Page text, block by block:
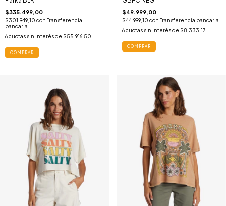
$335.499,00
$301.949,10 con Transferencia
bancaria
6cuotas sin interés de $55.916,50
COMPRAR
$49.999,00
$44.999,10 con Transferencia bancaria
6 cuotas sin interés de $8.333,17
COMPRAR